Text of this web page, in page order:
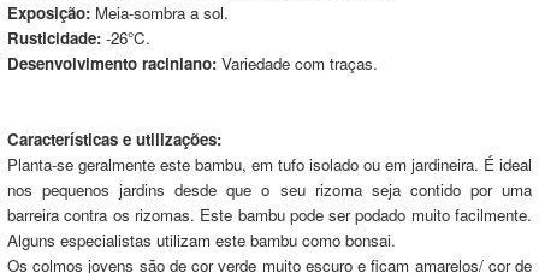
Exposição: Meia-sombra a sol.
Rusticidade: -26°C.
Desenvolvimento raciniano: Variedade com traças.
Características e utilizações:
Planta-se geralmente este bambu, em tufo isolado ou em jardineira. É ideal
nos pequenos jardins desde que o seu rizoma seja contido por uma
barreira contra os rizomas. Este bambu pode ser podado muito facilmente.
Alguns especialistas utilizam este bambu como bonsai.
Os colmos jovens são de cor verde muito escuro e ficam amarelos/ cor de